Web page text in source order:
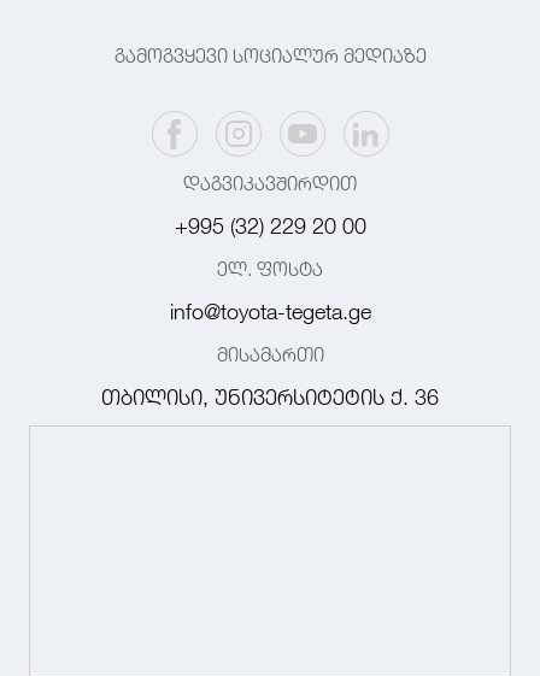
გამოგვყევი სოციალურ მედიაზე
დაგვიკავშირდით
+995 (32) 229 20 00
ელ. ფოსტა
info@toyota-tegeta.ge
მისამართი
თბილისი, უნივერსიტეტის ქ. 36